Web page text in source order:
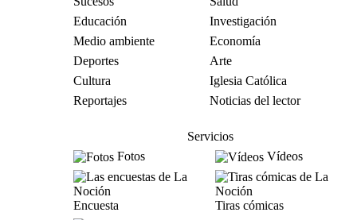
Educación
Investigación
Medio ambiente
Economía
Deportes
Arte
Cultura
Iglesia Católica
Reportajes
Noticias del lector
Servicios
Fotos
Vídeos
Encuesta Tiras cómicas